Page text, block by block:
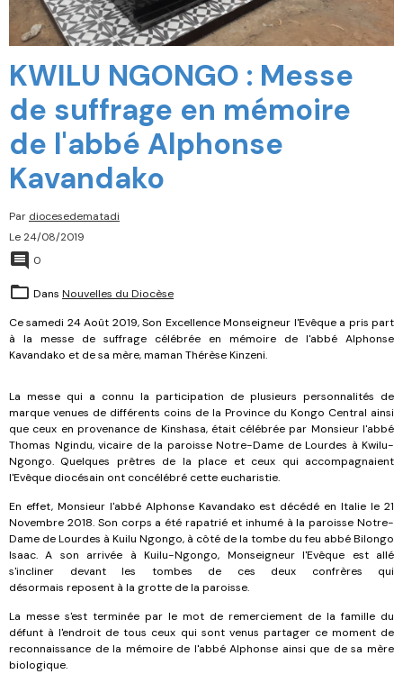
KWILU NGONGO : Messe
de suffrage en mémoire
de l'abbé Alphonse
Kavandako
Par diocesedematadi
Le 24/08/2019
0
Dans Nouvelles du Diocèse
Ce samedi 24 Août 2019, Son Excellence Monseigneur l'Evêque a pris part
à la messe de suffrage célébrée en mémoire de l'abbé Alphonse
Kavandako et de sa mère, maman Thérèse Kinzeni.
La messe qui a connu la participation de plusieurs personnalités de
marque venues de différents coins de la Province du Kongo Central ainsi
que ceux en provenance de Kinshasa, était célébrée par Monsieur l'abbé
Thomas Ngindu, vicaire de la paroisse Notre-Dame de Lourdes à Kwilu-
Ngongo. Quelques prêtres de la place et ceux qui accompagnaient
l'Evêque diocésain ont concélébré cette eucharistie.
En effet, Monsieur l'abbé Alphonse Kavandako est décédé en Italie le 21
Novembre 2018. Son corps a été rapatrié et inhumé à la paroisse Notre-
Dame de Lourdes à Kuilu Ngongo, à côté de la tombe du feu abbé Bilongo
Isaac. A son arrivée à Kuilu-Ngongo, Monseigneur l'Evêque est allé
s'incliner devant les tombes de ces deux confrères qui
désormais reposent à la grotte de la paroisse.
La messe s'est terminée par le mot de remerciement de la famille du
défunt à l'endroit de tous ceux qui sont venus partager ce moment de
reconnaissance de la mémoire de l'abbé Alphonse ainsi que de sa mère
biologique.